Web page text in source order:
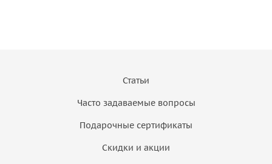
Статьи
Часто задаваемые вопросы
Подарочные сертификаты
Скидки и акции